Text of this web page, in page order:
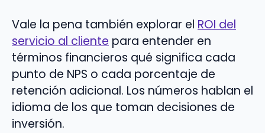
Vale la pena también explorar el ROI del
servicio al cliente para entender en
términos financieros qué significa cada
punto de NPS o cada porcentaje de
retención adicional. Los números hablan el
idioma de los que toman decisiones de
inversión.